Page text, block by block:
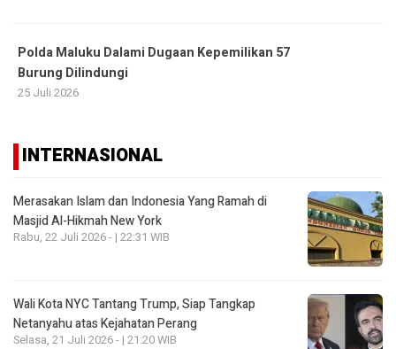
Polda Maluku Dalami Dugaan Kepemilikan 57
Burung Dilindungi
25 Juli 2026
INTERNASIONAL
Merasakan Islam dan Indonesia Yang Ramah di
Masjid Al-Hikmah New York
Rabu, 22 Juli 2026 - | 22:31 WIB
Wali Kota NYC Tantang Trump, Siap Tangkap
Netanyahu atas Kejahatan Perang
Selasa, 21 Juli 2026 - | 21:20 WIB